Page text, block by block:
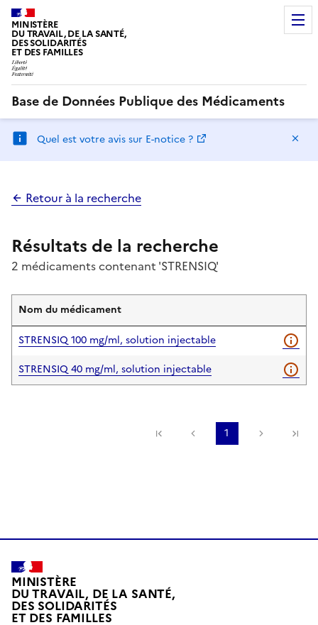
MINISTÈRE
DU TRAVAIL, DE LA SANTÉ,
DES SOLIDARITÉS
ET DES FAMILLES
Base de Données Publique des Médicaments
Quel est votre avis sur E-notice ?
Retour à la recherche
Résultats de la recherche
2 médicaments contenant 'STRENSIQ'
Nom du médicament
STRENSIQ 100 mg/ml, solution injectable
STRENSIQ 40 mg/ml, solution injectable
Première pagePage précédente
1 Page
MINISTÈRE
DU TRAVAIL, DE LA SANTÉ,
DES SOLIDARITÉS
ET DES FAMILLES